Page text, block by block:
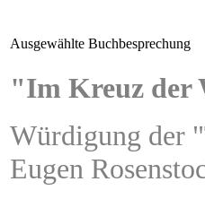
Ausgewählte Buchbesprechung
"Im Kreuz
Würdigung der
Eugen